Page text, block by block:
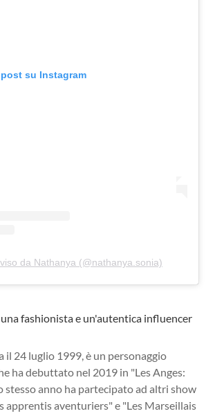
su Instagram
da Nathanya (@nathanya.sonia)
fashionista e un'autentica influencer
il 24 luglio 1999, è un personaggio
ha debuttato nel 2019 in "Les Anges:
stesso anno ha partecipato ad altri show
apprentis aventuriers" e "Les Marseillais